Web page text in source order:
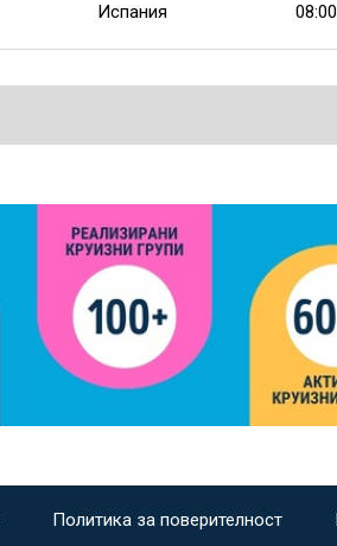
Испания 08:00
Политика за поверителност